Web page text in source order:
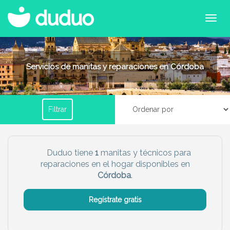
Servicios de manitas y reparaciones en Córdoba
Filtrar
Filtrar por horario
Tu dudú ideal
Chico Chica
Más servicio del dudú
Canguro Profesor
Limpieza Manitas
Duduo tiene 1 manitas y técnicos para
reparaciones en el hogar disponibles en
Córdoba.
Regístrate gratis